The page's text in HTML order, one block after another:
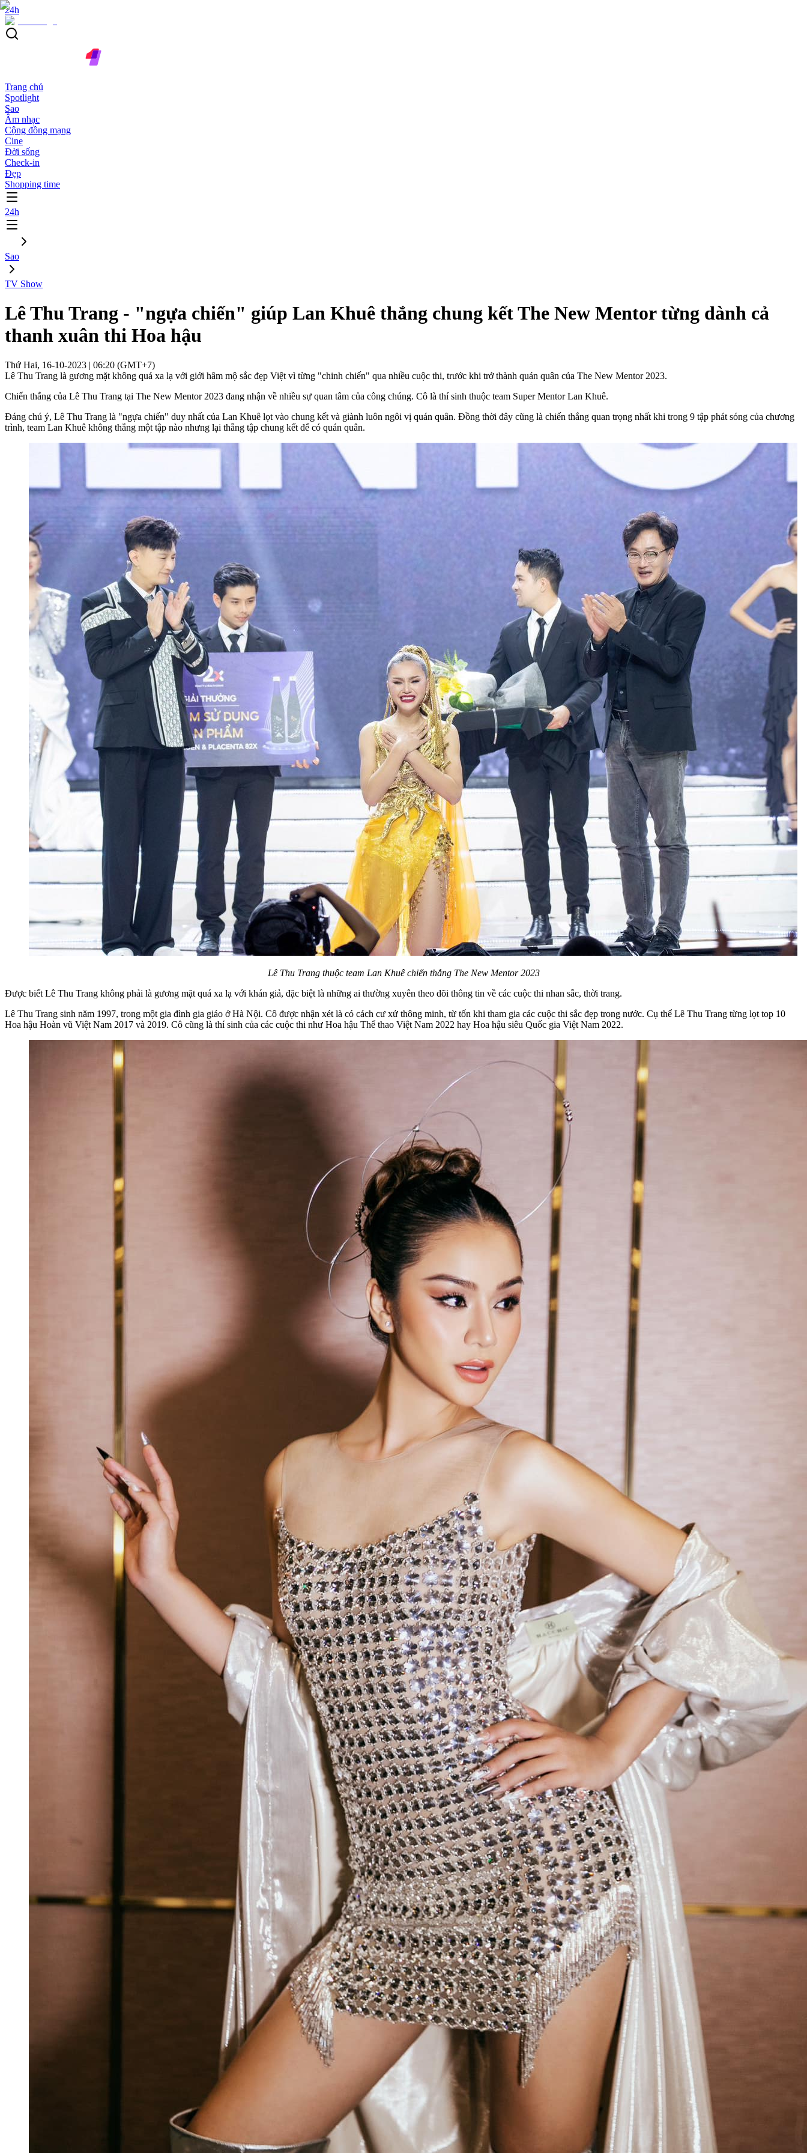
24h
Trang chủ
Spotlight
Sao
Âm nhạc
Cộng đồng mạng
Cine
Đời sống
Check-in
Đẹp
Shopping time
24h
Sao
TV Show
Lê Thu Trang - "ngựa chiến" giúp Lan Khuê thắng chung kết The New Mentor từng dành cả
thanh xuân thi Hoa hậu
Thứ Hai, 16-10-2023 | 06:20 (GMT+7)
Lê Thu Trang là gương mặt không quá xa lạ với giới hâm mộ sắc đẹp Việt vì từng "chinh chiến" qua nhiều cuộc thi, trước khi trở thành quán quân của The New Mentor 2023.
Chiến thắng của Lê Thu Trang tại The New Mentor 2023 đang nhận về nhiều sự quan tâm của công chúng. Cô là thí sinh thuộc team Super Mentor Lan Khuê.
Đáng chú ý, Lê Thu Trang là "ngựa chiến" duy nhất của Lan Khuê lọt vào chung kết và giành luôn ngôi vị quán quân. Đồng thời đây cũng là chiến thắng quan trọng nhất khi trong 9 tập phát sóng của chương
trình, team Lan Khuê không thắng một tập nào nhưng lại thắng tập chung kết để có quán quân.
Lê Thu Trang thuộc team Lan Khuê chiến thắng The New Mentor 2023
Được biết Lê Thu Trang không phải là gương mặt quá xa lạ với khán giả, đặc biệt là những ai thường xuyên theo dõi thông tin về các cuộc thi nhan sắc, thời trang.
Lê Thu Trang sinh năm 1997, trong một gia đình gia giáo ở Hà Nội. Cô được nhận xét là có cách cư xử thông minh, từ tốn khi tham gia các cuộc thi sắc đẹp trong nước. Cụ thể Lê Thu Trang từng lọt top 10
Hoa hậu Hoàn vũ Việt Nam 2017 và 2019. Cô cũng là thí sinh của các cuộc thi như Hoa hậu Thể thao Việt Nam 2022 hay Hoa hậu siêu Quốc gia Việt Nam 2022.